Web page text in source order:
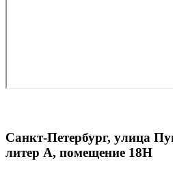
Санкт-Петербург, улица
литер А, помещение 18Н